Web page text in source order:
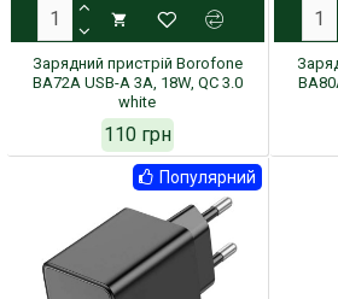
Зарядний пристрій Borofone
BA72A USB-A 3A, 18W, QC 3.0
white
110 грн
Популярний